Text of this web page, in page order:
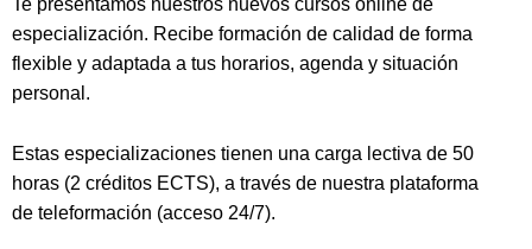
Te presentamos nuestros nuevos cursos online de
especialización. Recibe formación de calidad de forma
flexible y adaptada a tus horarios, agenda y situación
personal.
Estas especializaciones tienen una carga lectiva de 50
horas (2 créditos ECTS), a través de nuestra plataforma
de teleformación (acceso 24/7).